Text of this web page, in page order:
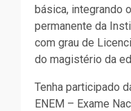
básica, integrando
permanente da
com grau de
do magistério da
Tenha participado
ENEM – Exame